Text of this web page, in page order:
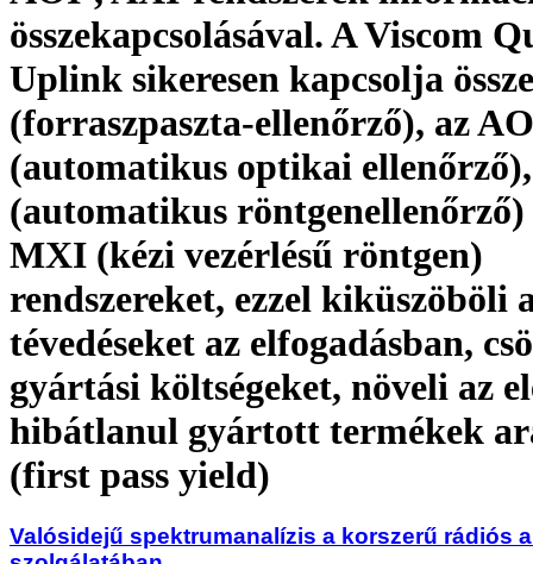
összekapcsolásával. A Viscom
Uplink sikeresen kapcsolja
(forraszpaszta-ellenőrző), az
(automatikus optikai
(automatikus röntgenellenőrző)
MXI (kézi vezérlésű röntgen)
rendszereket, ezzel kiküszöböli
tévedéseket az elfogadásban,
gyártási költségeket, növeli az
hibátlanul gyártott termékek
(first pass yield)
Valósidejű spektrumanalízis a korszerű rádiós